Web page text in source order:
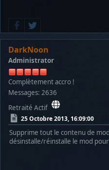
DarkNoon
Administrator
Complètement accro !
Messages: 2636
Retraité Actif
25 Octobre 2013, 16:09:00
Supprime tout le contenu de
désinstalle/réinstalle le mod